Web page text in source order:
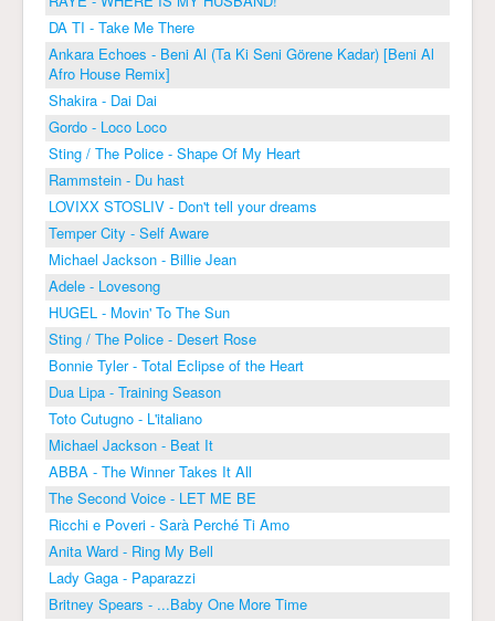
DA TI - Take Me There
Ankara Echoes - Beni Al (Ta Ki Seni Görene Kadar) [Beni Al
Afro House Remix]
Shakira - Dai Dai
Gordo - Loco Loco
Sting / The Police - Shape Of My Heart
Rammstein - Du hast
LOVIXX STOSLIV - Don't tell your dreams
Temper City - Self Aware
Michael Jackson - Billie Jean
Adele - Lovesong
HUGEL - Movin' To The Sun
Sting / The Police - Desert Rose
Bonnie Tyler - Total Eclipse of the Heart
Dua Lipa - Training Season
Toto Cutugno - L'italiano
Michael Jackson - Beat It
ABBA - The Winner Takes It All
The Second Voice - LET ME BE
Ricchi e Poveri - Sarà Perché Ti Amo
Anita Ward - Ring My Bell
Lady Gaga - Paparazzi
Britney Spears - ...Baby One More Time